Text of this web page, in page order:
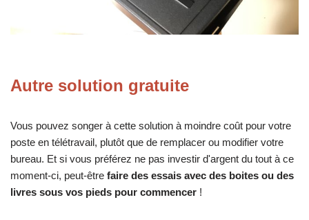
Autre solution gratuite
Vous pouvez songer à cette solution à moindre coût pour votre
poste en télétravail, plutôt que de remplacer ou modifier votre
bureau. Et si vous préférez ne pas investir d'argent du tout à ce
moment-ci, peut-être faire des essais avec des boites ou des
livres sous vos pieds pour commencer !